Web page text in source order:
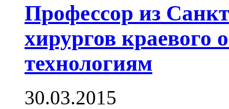
Профессор из
хирургов краевого
технологиям
30.03.2015